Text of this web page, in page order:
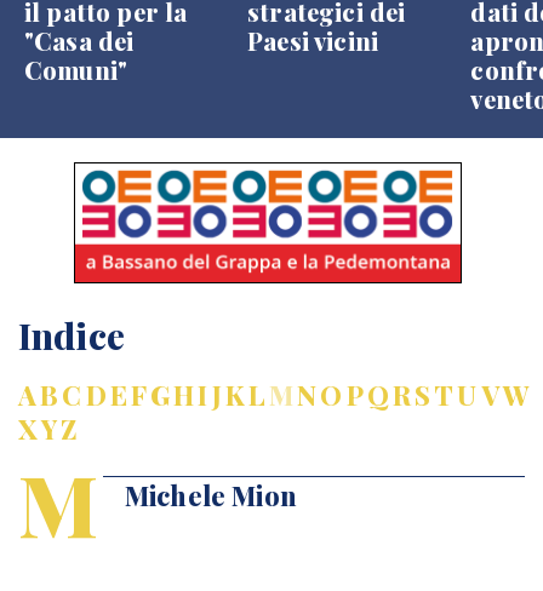
il patto per la
"Casa dei
Comuni"
strategici dei
Paesi vicini
dati
Indice
ABCDEFGHIJKLMNOPQRSTUVW
XYZ
M Michele Mion